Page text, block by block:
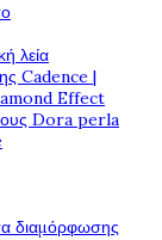
λεία
Cadence |
Effect
Dora perla
διαμόρφωσης